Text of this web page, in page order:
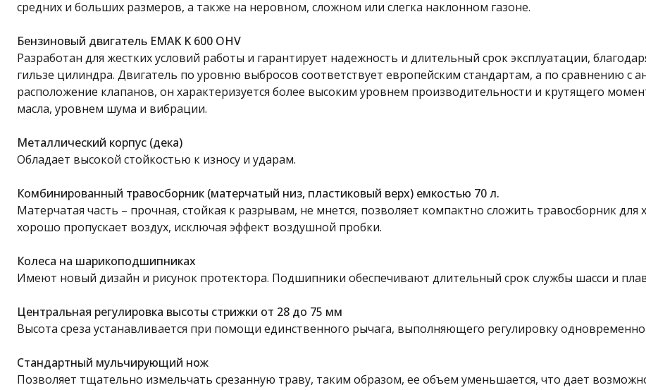
средних и больших размеров, а также на неровном, сложном или слегка наклонном газоне.
Бензиновый двигатель EMAK K 600 OHV
Разработан для жестких условий работы и гарантирует надежность и длительный срок эксплуатации,
гильзе цилиндра. Двигатель по уровню выбросов соответствует европейским стандартам, а по сравнению
расположение клапанов, он характеризуется более высоким уровнем производительности и крутящего
масла, уровнем шума и вибрации.
Металлический корпус (дека)
Обладает высокой стойкостью к износу и ударам.
Комбинированный травосборник (матерчатый низ, пластиковый верх) емкостью 70 л.
Матерчатая часть – прочная, стойкая к разрывам, не мнется, позволяет компактно сложить травосборник
хорошо пропускает воздух, исключая эффект воздушной пробки.
Колеса на шарикоподшипниках
Имеют новый дизайн и рисунок протектора. Подшипники обеспечивают длительный срок службы шасси и
Центральная регулировка высоты стрижки от 28 до 75 мм
Высота среза устанавливается при помощи единственного рычага, выполняющего регулировку
Стандартный мульчирующий нож
Позволяет тщательно измельчать срезанную траву, таким образом, ее объем уменьшается, что дает